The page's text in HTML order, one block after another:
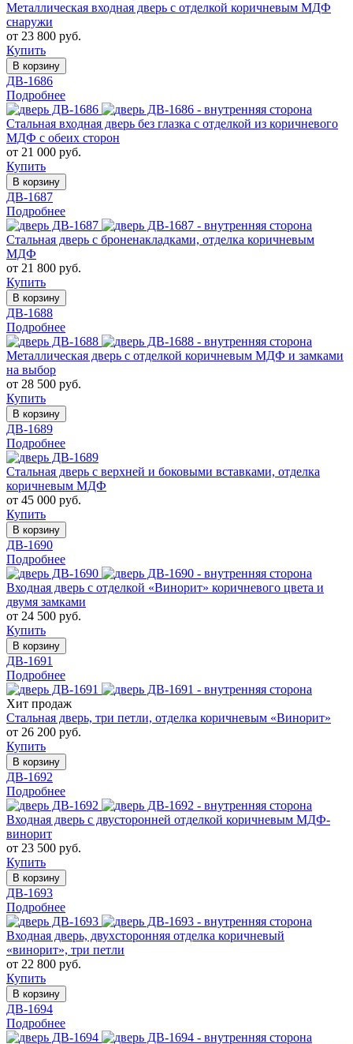
Металлическая входная дверь с отделкой коричневым МДФ
снаружи
от 23 800 руб.
Купить
В корзину
ДВ-1686
Подробнее
Стальная входная дверь без глазка с отделкой из коричневого
МДФ с обеих сторон
от 21 000 руб.
Купить
В корзину
ДВ-1687
Подробнее
Стальная дверь с броненакладками, отделка коричневым
МДФ
от 21 800 руб.
Купить
В корзину
ДВ-1688
Подробнее
Металлическая дверь с отделкой коричневым МДФ и замками
на выбор
от 28 500 руб.
Купить
В корзину
ДВ-1689
Подробнее
Стальная дверь с верхней и боковыми вставками, отделка
коричневым МДФ
от 45 000 руб.
Купить
В корзину
ДВ-1690
Подробнее
Входная дверь с отделкой «Винорит» коричневого цвета и
двумя замками
от 24 500 руб.
Купить
В корзину
ДВ-1691
Подробнее
Хит продаж
Стальная дверь, три петли, отделка коричневым «Винорит»
от 26 200 руб.
Купить
В корзину
ДВ-1692
Подробнее
Входная дверь с двусторонней отделкой коричневым МДФ-
винорит
от 23 500 руб.
Купить
В корзину
ДВ-1693
Подробнее
Входная дверь, двухсторонняя отделка коричневый
«винорит», три петли
от 22 800 руб.
Купить
В корзину
ДВ-1694
Подробнее